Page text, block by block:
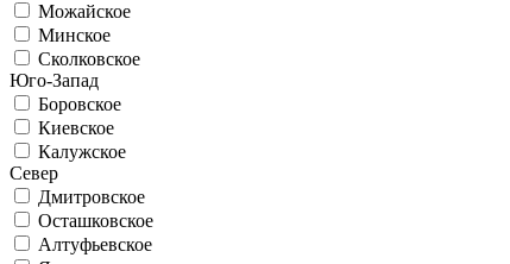
Можайское
Минское
Сколковское
Юго-Запад
Боровское
Киевское
Калужское
Север
Дмитровское
Осташковское
Алтуфьевское